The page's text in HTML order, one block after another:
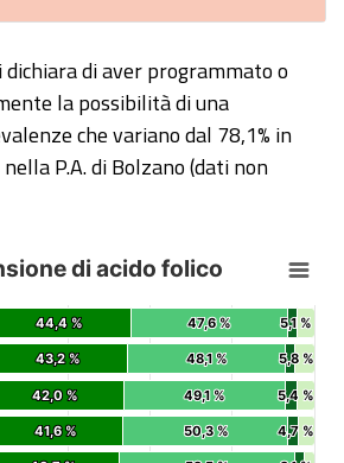
dichiara di aver programmato o
la possibilità di una
che variano dal 78,1% in
P.A. di Bolzano (dati non
acido folico
series.
Assunsione di acido folico
displaying categories.
displaying %. Data ranges from
di acido folico
5,1 %
5,1 %
5,8 %
5,8 %
5,4 %
5,4 %
4,7 %
4,7 %
47,6 %
47,6 %
48,1 %
48,1 %
49,1 %
49,1 %
50,3 %
50,3 %
44,4 %
44,4 %
43,2 %
43,2 %
42,0 %
42,0 %
41,6 %
41,6 %